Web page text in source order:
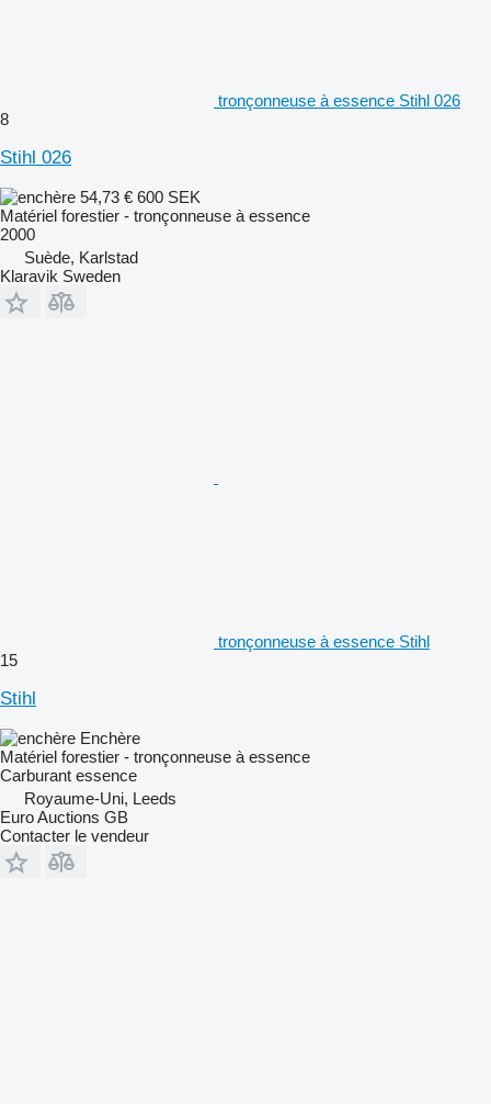
tronçonneuse à essence Stihl 026
8
Stihl 026
54,73 € 600 SEK
Matériel forestier - tronçonneuse à essence
2000
Suède, Karlstad
Klaravik Sweden
tronçonneuse à essence Stihl
15
Stihl
Enchère
Matériel forestier - tronçonneuse à essence
Carburant essence
Royaume-Uni, Leeds
Euro Auctions GB
Contacter le vendeur